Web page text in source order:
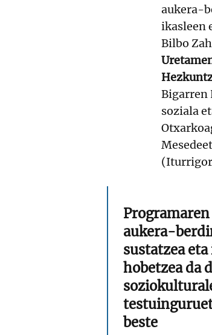
aukera-
ikasleen
Bilbo
Bigarren
soziala
aukera-
sustatzea
hobetzea da
beste